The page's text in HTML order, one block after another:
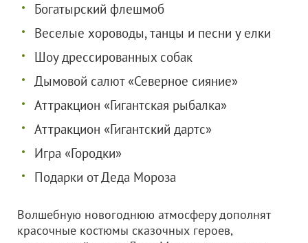
Богатырский флешмоб
Веселые хороводы, танцы и песни у елки
Шоу дрессированных собак
Дымовой салют «Северное сияние»
Аттракцион «Гигантская рыбалка»
Аттракцион «Гигантский дартс»
Игра «Городки»
Подарки от Деда Мороза
Волшебную новогоднюю атмосферу дополнят
красочные костюмы сказочных героев,